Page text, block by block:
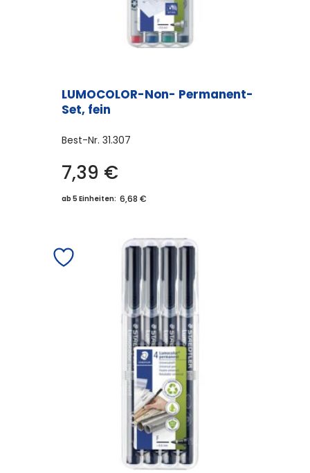
LUMOCOLOR-Non- Permanent-
Set, fein
Best-Nr. 31.307
7,39 €
ab 5 Einheiten: 6,68 €